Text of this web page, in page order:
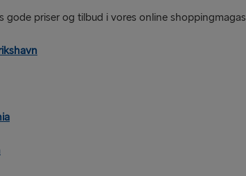
gode priser og tilbud i vores online